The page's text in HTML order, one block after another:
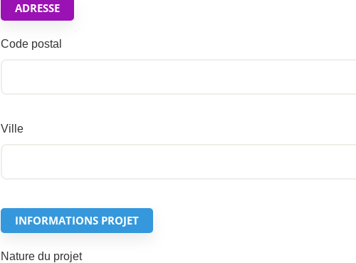
ADRESSE
Code postal
Ville
INFORMATIONS PROJET
Nature du projet